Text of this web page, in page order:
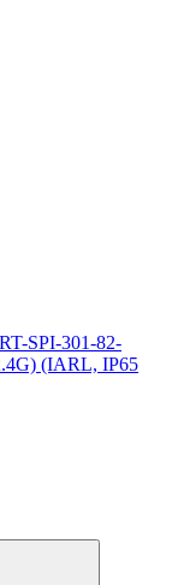
SPI-301-82-
(IARL, IP65